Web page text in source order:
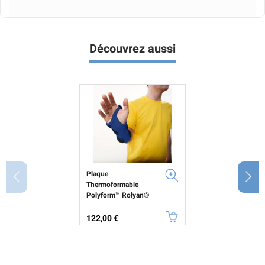
Découvrez aussi
Plaque
Thermoformable
Polyform™ Rolyan®
Prix
122,00 €